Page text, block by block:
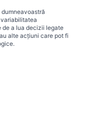
de a lua decizii legate
alte acțiuni care pot fi